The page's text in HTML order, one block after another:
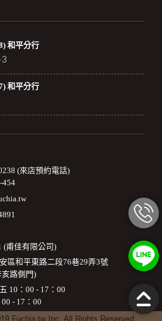
和平分行
和平分行
(來店預約電話)
454
(甫佳有限公司)
區和平東路二段76巷29弄3號
路側門)
10：00 - 17：00
- 17：00
Fuchia.tw Inc. All Rights Reserved.